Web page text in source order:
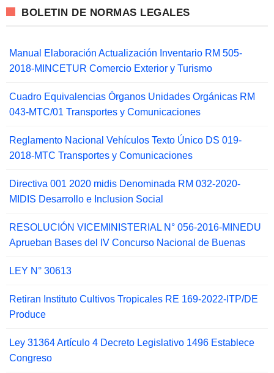
BOLETIN DE NORMAS LEGALES
Manual Elaboración Actualización Inventario RM 505-
2018-MINCETUR Comercio Exterior y Turismo
Cuadro Equivalencias Órganos Unidades Orgánicas RM
043-MTC/01 Transportes y Comunicaciones
Reglamento Nacional Vehículos Texto Único DS 019-
2018-MTC Transportes y Comunicaciones
Directiva 001 2020 midis Denominada RM 032-2020-
MIDIS Desarrollo e Inclusion Social
RESOLUCIÓN VICEMINISTERIAL N° 056-2016-MINEDU
Aprueban Bases del IV Concurso Nacional de Buenas
LEY N° 30613
Retiran Instituto Cultivos Tropicales RE 169-2022-ITP/DE
Produce
Ley 31364 Artículo 4 Decreto Legislativo 1496 Establece
Congreso